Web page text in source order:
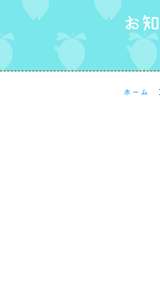
お
ホーム